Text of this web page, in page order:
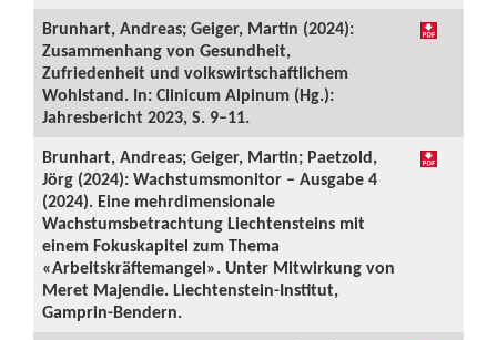
Brunhart, Andreas; Geiger, Martin (2024):
Zusammenhang von Gesundheit,
Zufriedenheit und volkswirtschaftlichem
Wohlstand. In: Clinicum Alpinum (Hg.):
Jahresbericht 2023, S. 9–11.
Brunhart, Andreas; Geiger, Martin; Paetzold,
Jörg (2024): Wachstumsmonitor – Ausgabe 4
(2024). Eine mehrdimensionale
Wachstumsbetrachtung Liechtensteins mit
einem Fokuskapitel zum Thema
«Arbeitskräftemangel». Unter Mitwirkung von
Meret Majendie. Liechtenstein-Institut,
Gamprin-Bendern.